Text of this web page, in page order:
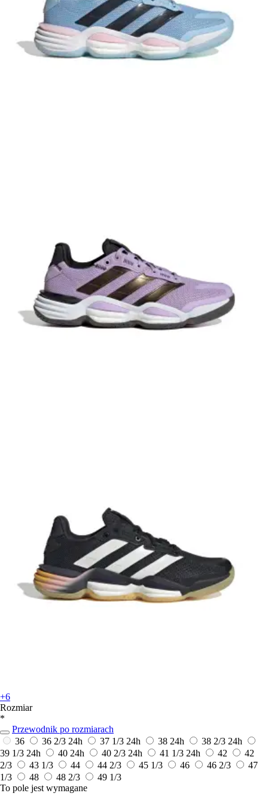
+6
Rozmiar
*
Przewodnik po rozmiarach
36
36 2/3 24h 37 1/3 24h 38 24h 38 2/3 24h
39 1/3 24h 40 24h 40 2/3 24h 41 1/3 24h 42
42
2/3
43 1/3 44 44 2/3 45 1/3 46 46 2/3
47
1/3
48 48 2/3
49 1/3
To pole jest wymagane